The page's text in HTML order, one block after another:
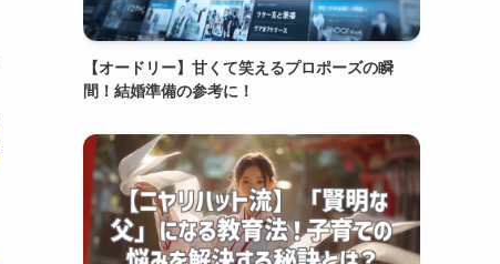
【オードリー】甘くて笑えるプロポーズの瞬
間！結婚準備の参考に！